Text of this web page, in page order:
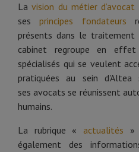
Lavision du métier
sesprincipes fondateurs
présents dans le traitement
cabinet regroupe en
spécialisés qui se veulent
pratiquées au sein d'Altea
ses avocats se réunissent
humains.
La rubrique « actualités »
également des